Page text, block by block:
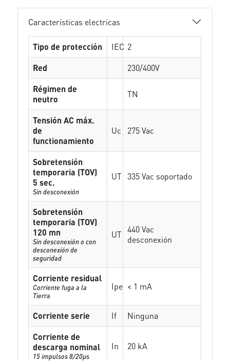
Características electricas
Tipo de protección IEC 2
Red
230/400V
Régimen de
neutro
TN
Tensión AC máx.
de
functionamiento
Uc 275 Vac
Sobretensión
temporaria (TOV)
5 sec.
Sin desconexión
UT 335 Vac soportado
Sobretensión
temporaria (TOV)
120 mn
Sin desconexión o con
desconexión de
seguridad
UT 440 Vac
desconexión
Corriente residual
Corriente fuga a la
Tierra
Ipe < 1 mA
Corriente serie If
Ninguna
Corriente de
descarga nominal
15 impulsos 8/20µs
In 20 kA